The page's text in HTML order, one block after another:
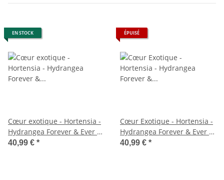
EN STOCK
Cœur exotique - Hortensia -
Hydrangea Forever & Ever -
Bleu - 7-12 fleurs - pot 23cm
40,99 € *
ÉPUISÉ
Cœur Exotique - Hortensia -
Hydrangea Forever & Ever -
Violet - 7-12 fleurs - pot
40,99 € *